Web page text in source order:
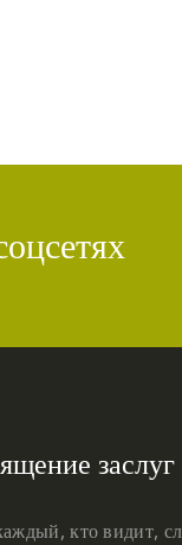
заслуг
кто видит,